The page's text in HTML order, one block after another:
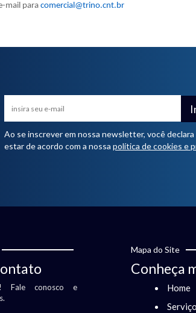
mail para comercial@trino.cnt.br
Ao se inscrever em nossa newsletter, você
estar de acordo com a nossa política de cookies e
Fale conosco e
Mapa do Site
Conheça
Home